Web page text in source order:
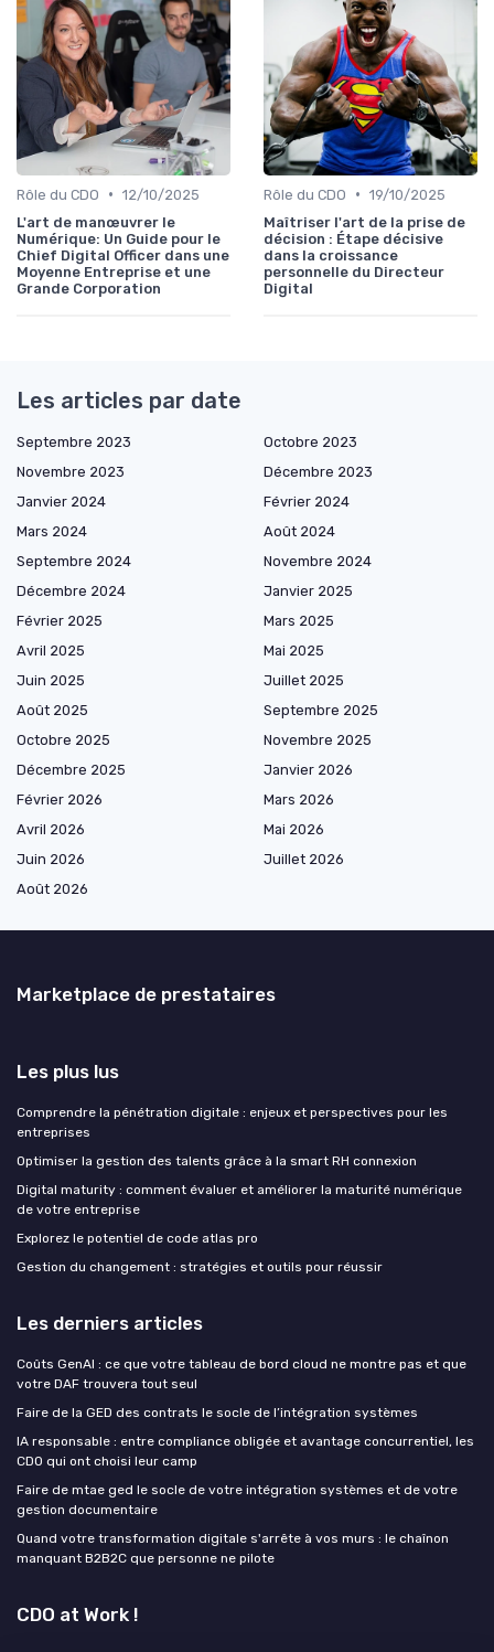
Rôle du CDO • 12/10/2025
L'art de manœuvrer le
Numérique: Un Guide pour le
Chief Digital Officer dans une
Moyenne Entreprise et une
Grande Corporation
Rôle du CDO • 19/10/2025
Maîtriser l'art de la prise de
décision : Étape décisive
dans la croissance
personnelle du Directeur
Digital
Les articles par date
Septembre 2023
Octobre 2023
Novembre 2023
Décembre 2023
Janvier 2024
Février 2024
Mars 2024
Août 2024
Septembre 2024
Novembre 2024
Décembre 2024
Janvier 2025
Février 2025
Mars 2025
Avril 2025
Mai 2025
Juin 2025
Juillet 2025
Août 2025
Septembre 2025
Octobre 2025
Novembre 2025
Décembre 2025
Janvier 2026
Février 2026
Mars 2026
Avril 2026
Mai 2026
Juin 2026
Juillet 2026
Août 2026
Marketplace de prestataires
Les plus lus
Comprendre la pénétration digitale : enjeux et perspectives pour les
entreprises
Optimiser la gestion des talents grâce à la smart RH connexion
Digital maturity : comment évaluer et améliorer la maturité numérique
de votre entreprise
Explorez le potentiel de code atlas pro
Gestion du changement : stratégies et outils pour réussir
Les derniers articles
Coûts GenAI : ce que votre tableau de bord cloud ne montre pas et que
votre DAF trouvera tout seul
Faire de la GED des contrats le socle de l’intégration systèmes
IA responsable : entre compliance obligée et avantage concurrentiel, les
CDO qui ont choisi leur camp
Faire de mtae ged le socle de votre intégration systèmes et de votre
gestion documentaire
Quand votre transformation digitale s'arrête à vos murs : le chaînon
manquant B2B2C que personne ne pilote
CDO at Work !